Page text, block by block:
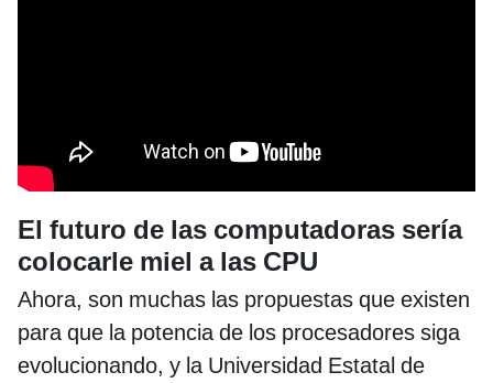
El futuro de las computadoras sería
colocarle miel a las CPU
Ahora, son muchas las propuestas que existen
para que la potencia de los procesadores siga
evolucionando, y la Universidad Estatal de